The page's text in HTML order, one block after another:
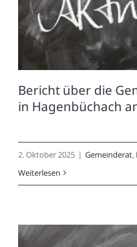
Bericht über die
in Hagenbüchach
2. Oktober 2025 | Gemeinderat,
Weiterlesen